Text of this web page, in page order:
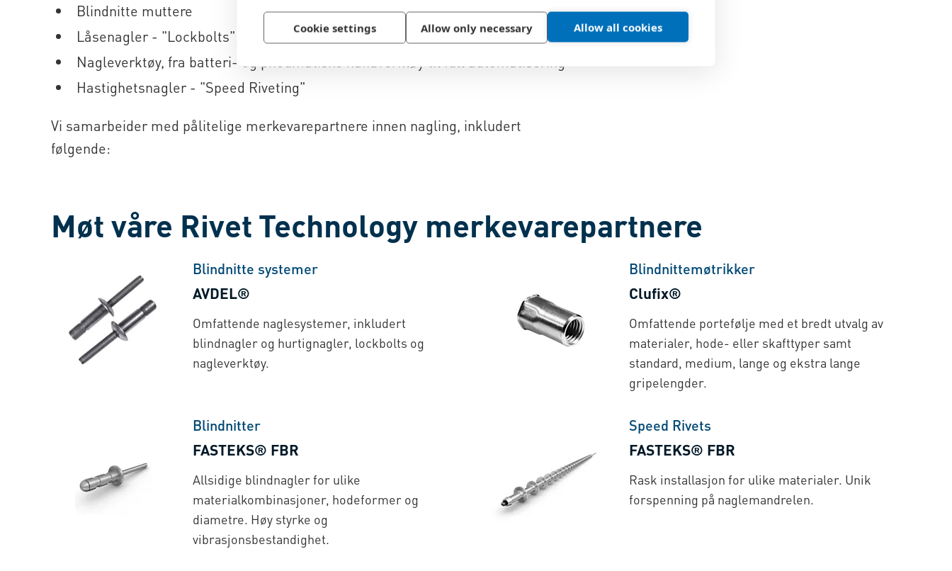
Cookie settings Allow only necessary Allow all cookies
Blindnitte muttere
Låsenagler - "Lockbolts"
Nagleverktøy, fra batteri- og pneumatiske håndverktøy til full automatisering
Hastighetsnagler - "Speed Riveting"
Vi samarbeider med pålitelige merkevarepartnere innen nagling, inkludert
følgende:
Møt våre Rivet Technology merkevarepartnere
Blindnitte systemer
AVDEL®
Omfattende naglesystemer, inkludert
blindnagler og hurtignagler, lockbolts og
nagleverktøy.
Blindnittemøtrikker
Clufix®
Omfattende portefølje med et bredt utvalg av
materialer, hode- eller skafttyper samt
standard, medium, lange og ekstra lange
gripelengder.
Blindnitter
FASTEKS® FBR
Allsidige blindnagler for ulike
materialkombinasjoner, hodeformer og
diametre. Høy styrke og
vibrasjonsbestandighet.
Speed Rivets
FASTEKS® FBR
Rask installasjon for ulike materialer. Unik
forspenning på naglemandrelen.